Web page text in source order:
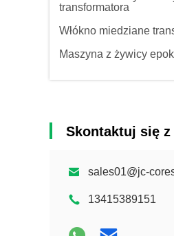
transformatora
Włókno miedziane
Maszyna z żywicy
Skontaktuj się z
sales01@jc-
13415389151